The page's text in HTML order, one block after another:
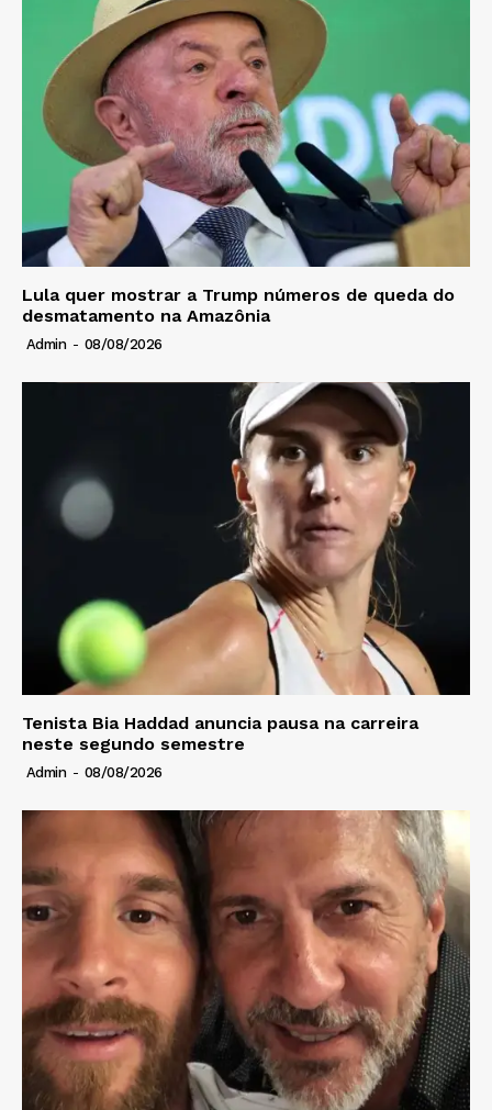
Lula quer mostrar a Trump números de queda do
desmatamento na Amazônia
Admin - 08/08/2026
Tenista Bia Haddad anuncia pausa na carreira
neste segundo semestre
Admin - 08/08/2026